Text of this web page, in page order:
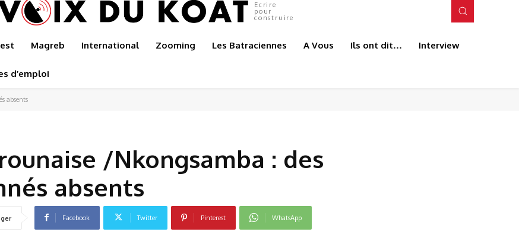
Ecrire
pour
construire
Magreb International Zooming Les Batraciennes A Vous Ils ont dit… Interview
d’emploi
absents
/Nkongsamba : des
absents
Facebook Twitter Pinterest WhatsApp